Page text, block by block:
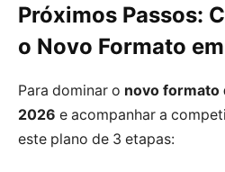
Próximos Passos:
o Novo Formato
Para dominar o novo formato
2026 e acompanhar a
este plano de 3 etapas: